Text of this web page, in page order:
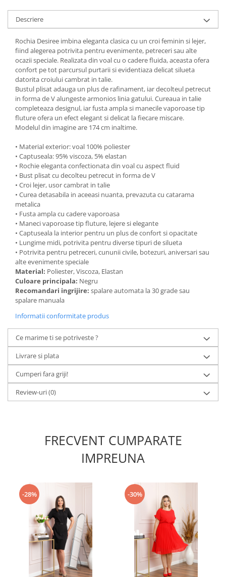
Descriere
Rochia Desiree imbina eleganta clasica cu un croi feminin si lejer,
fiind alegerea potrivita pentru evenimente, petreceri sau alte
ocazii speciale. Realizata din voal cu o cadere fluida, aceasta ofera
confort pe tot parcursul purtarii si evidentiaza delicat silueta
datorita croiului cambrat in talie.
Bustul plisat adauga un plus de rafinament, iar decolteul petrecut
in forma de V alungeste armonios linia gatului. Cureaua in talie
completeaza designul, iar fusta ampla si manecile vaporoase tip
fluture ofera un efect elegant si delicat la fiecare miscare.
Modelul din imagine are 174 cm inaltime.
• Material exterior: voal 100% poliester
• Captuseala: 95% viscoza, 5% elastan
• Rochie eleganta confectionata din voal cu aspect fluid
• Bust plisat cu decolteu petrecut in forma de V
• Croi lejer, usor cambrat in talie
• Curea detasabila in aceeasi nuanta, prevazuta cu catarama
metalica
• Fusta ampla cu cadere vaporoasa
• Maneci vaporoase tip fluture, lejere si elegante
• Captuseala la interior pentru un plus de confort si opacitate
• Lungime midi, potrivita pentru diverse tipuri de silueta
• Potrivita pentru petreceri, cununii civile, botezuri, aniversari sau
alte evenimente speciale
Material: Poliester, Viscoza, Elastan
Culoare principala: Negru
Recomandari ingrijire: spalare automata la 30 grade sau
spalare manuala
Informatii conformitate produs
Ce marime ti se potriveste ?
Livrare si plata
Cumperi fara griji!
Review-uri(0)
FRECVENT CUMPARATE
IMPREUNA
-28% -30%